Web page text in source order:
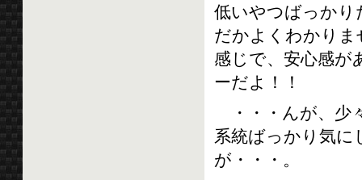
低いやつばっか
だかよくわかり
感じで、安心感が
ーだよ！！
・・・んが、少
系統ばっかり気
が・・・。